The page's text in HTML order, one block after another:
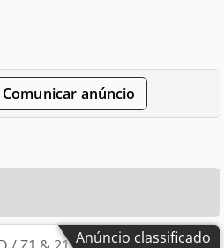
anúncio
Anúncio classificado